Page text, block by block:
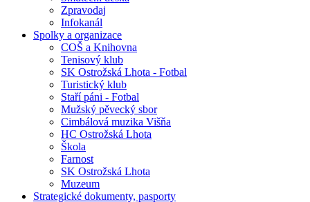
Zpravodaj
Infokanál
Spolky a organizace
COŠ a Knihovna
Tenisový klub
SK Ostrožská Lhota - Fotbal
Turistický klub
Staří páni - Fotbal
Mužský pěvecký sbor
Cimbálová muzika Višňa
HC Ostrožská Lhota
Škola
Farnost
SK Ostrožská Lhota
Muzeum
Strategické dokumenty, pasporty